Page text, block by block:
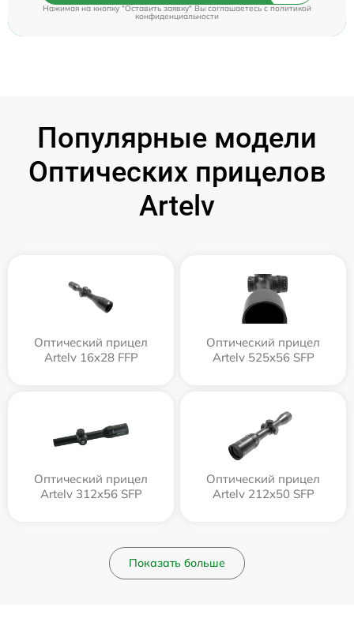
Нажимая на кнопку "Оставить заявку" Вы соглашаетесь cполитикой
конфиденциальности
Популярные модели
Оптических прицелов
Artelv
Оптический прицел
Artelv 16x28 FFP
Оптический прицел
Artelv 525x56 SFP
Оптический прицел
Artelv 312x56 SFP
Оптический прицел
Artelv 212x50 SFP
Показать больше